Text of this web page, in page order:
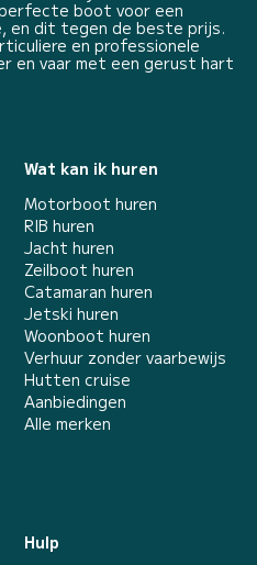
boot voor een
en dit tegen de beste prijs.
en professionele
en vaar met een gerust hart
Wat kan ik huren
Motorboot huren
RIB huren
Jacht huren
Zeilboot huren
Catamaran huren
Jetski huren
Woonboot huren
Verhuur zonder vaarbewijs
Hutten cruise
Aanbiedingen
Alle merken
Hulp